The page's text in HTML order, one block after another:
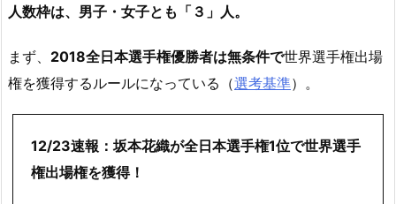
人数枠は、男子・女子とも「３」人。
まず、 2018全日本選手権優勝者は無条件で世界選手権出場
権を獲得するルールになっている（選考基準）。
12/23速報：坂本花織が全日本選手権1位で世界選手
権出場権を獲得！